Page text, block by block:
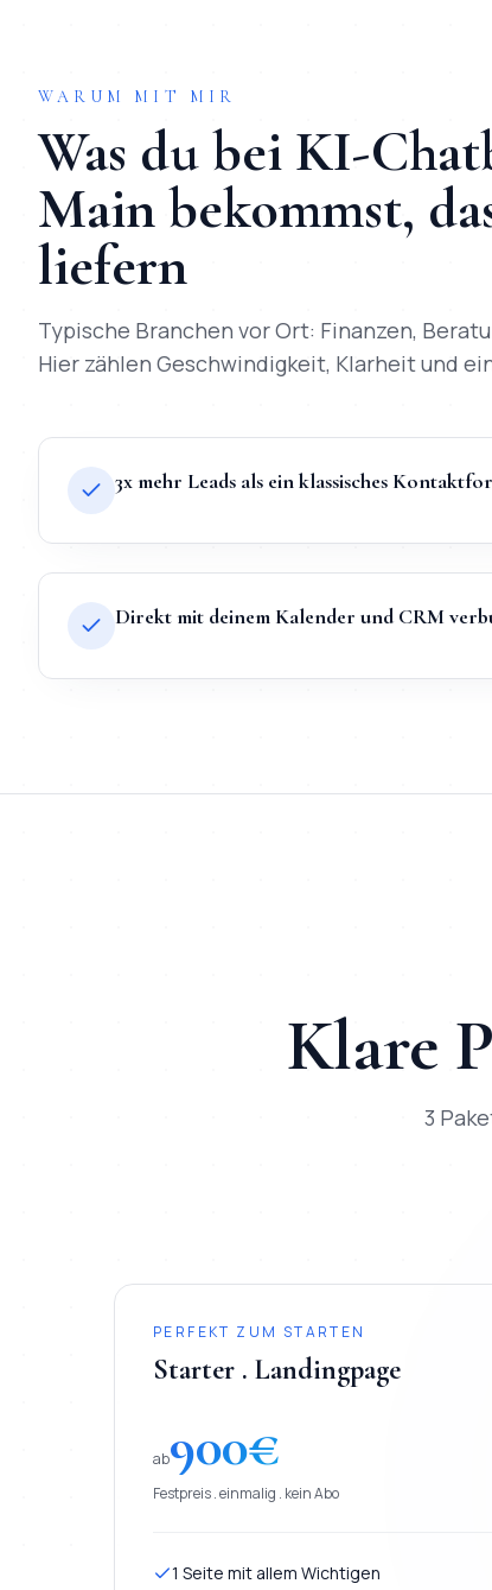
WARUM MIT MIR
Was du bei KI-
Mainbekommst,
liefern
Typische Branchen vor Ort: Finanzen,
Hier zählen Geschwindigkeit, Klarheit und
3x mehr Leads als ein klassisches
Direkt mit deinem Kalender und CRM
Klare
3
PERFEKT ZUM STARTEN
Starter . Landingpage
ab900€
Festpreis . einmalig . kein Abo
1 Seite mit allem Wichtigen